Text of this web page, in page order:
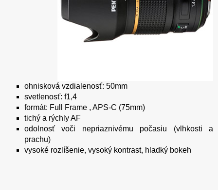
ohnisková vzdialenosť: 50mm
svetlenosť: f1,4
formát: Full Frame , APS-C (75mm)
tichý a rýchly AF
odolnosť voči nepriaznivému počasiu (vlhkosti a
prachu)
vysoké rozlíšenie, vysoký kontrast, hladký bokeh